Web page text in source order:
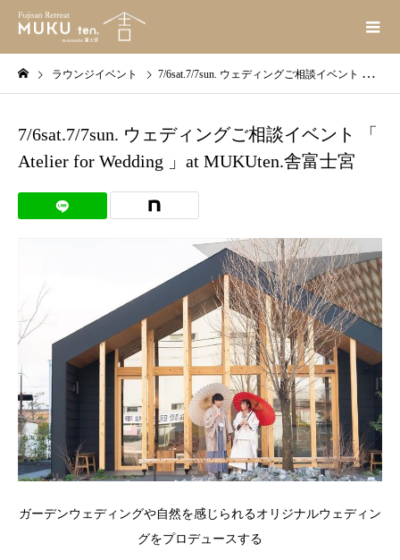
ラウンジイベント 7/6sat.7/7sun. ウェディングご相談イベント 「 Atelier for Wedding 」at MUKUten.舎富士宮
7/6sat.7/7sun. ウェディングご相談イベント 「
Atelier for Wedding 」at MUKUten.舎富士宮
ガーデンウェディングや自然を感じられるオリジナルウェディン
グをプロデュースする